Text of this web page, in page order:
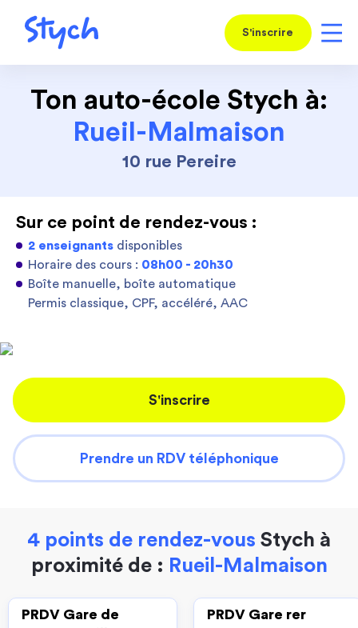
S'inscrire
Ton auto-école Stych à:
Rueil-Malmaison
10 rue Pereire
Sur ce point de rendez-vous :
2 enseignants disponibles
Horaire des cours : 08h00 - 20h30
Boîte manuelle, boîte automatique
Permis classique, CPF, accéléré, AAC
S'inscrire
Prendre un RDV téléphonique
4 points de rendez-vous Stych à
proximité de : Rueil-Malmaison
PRDV Gare de
PRDV Gare rer